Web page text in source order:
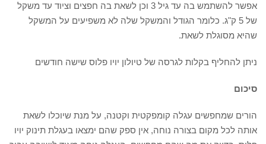
אפשר להשתמש בה עד גיל 3 וכן לשאת בה חפצים וציוד עד משקל
של 5 ק"ג. כלומר הגודל והמשקל שלה לא משפיעים על המשקל
שהיא מסוגלת לשאת.
ניתן להחליף בקלות לגרסה של טיולון יויו פלוס שישה חודשים
סיכום
הורים שמחפשים עגלה קומפקטית וקטנה, על מנת שיוכלו לשאת
אותה לכל מקום בצורה נוחה, אין ספק שהם ימצאו בעגלת תינוק יויו